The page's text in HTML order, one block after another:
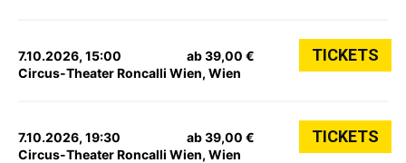
7.10.2026, 15:00
Circus-Theater Roncalli Wien, Wien
ab 39,00 € TICKETS
7.10.2026, 19:30
Circus-Theater Roncalli Wien, Wien
ab 39,00 € TICKETS